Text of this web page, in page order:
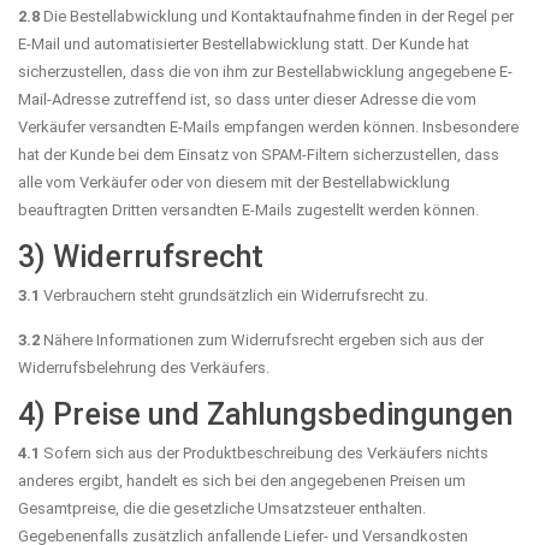
2.8 Die Bestellabwicklung und Kontaktaufnahme finden in der Regel per
E-Mail und automatisierter Bestellabwicklung statt. Der Kunde hat
sicherzustellen, dass die von ihm zur Bestellabwicklung angegebene E-
Mail-Adresse zutreffend ist, so dass unter dieser Adresse die vom
Verkäufer versandten E-Mails empfangen werden können. Insbesondere
hat der Kunde bei dem Einsatz von SPAM-Filtern sicherzustellen, dass
alle vom Verkäufer oder von diesem mit der Bestellabwicklung
beauftragten Dritten versandten E-Mails zugestellt werden können.
3) Widerrufsrecht
3.1 Verbrauchern steht grundsätzlich ein Widerrufsrecht zu.
3.2 Nähere Informationen zum Widerrufsrecht ergeben sich aus der
Widerrufsbelehrung des Verkäufers.
4) Preise und Zahlungsbedingungen
4.1 Sofern sich aus der Produktbeschreibung des Verkäufers nichts
anderes ergibt, handelt es sich bei den angegebenen Preisen um
Gesamtpreise, die die gesetzliche Umsatzsteuer enthalten.
Gegebenenfalls zusätzlich anfallende Liefer- und Versandkosten